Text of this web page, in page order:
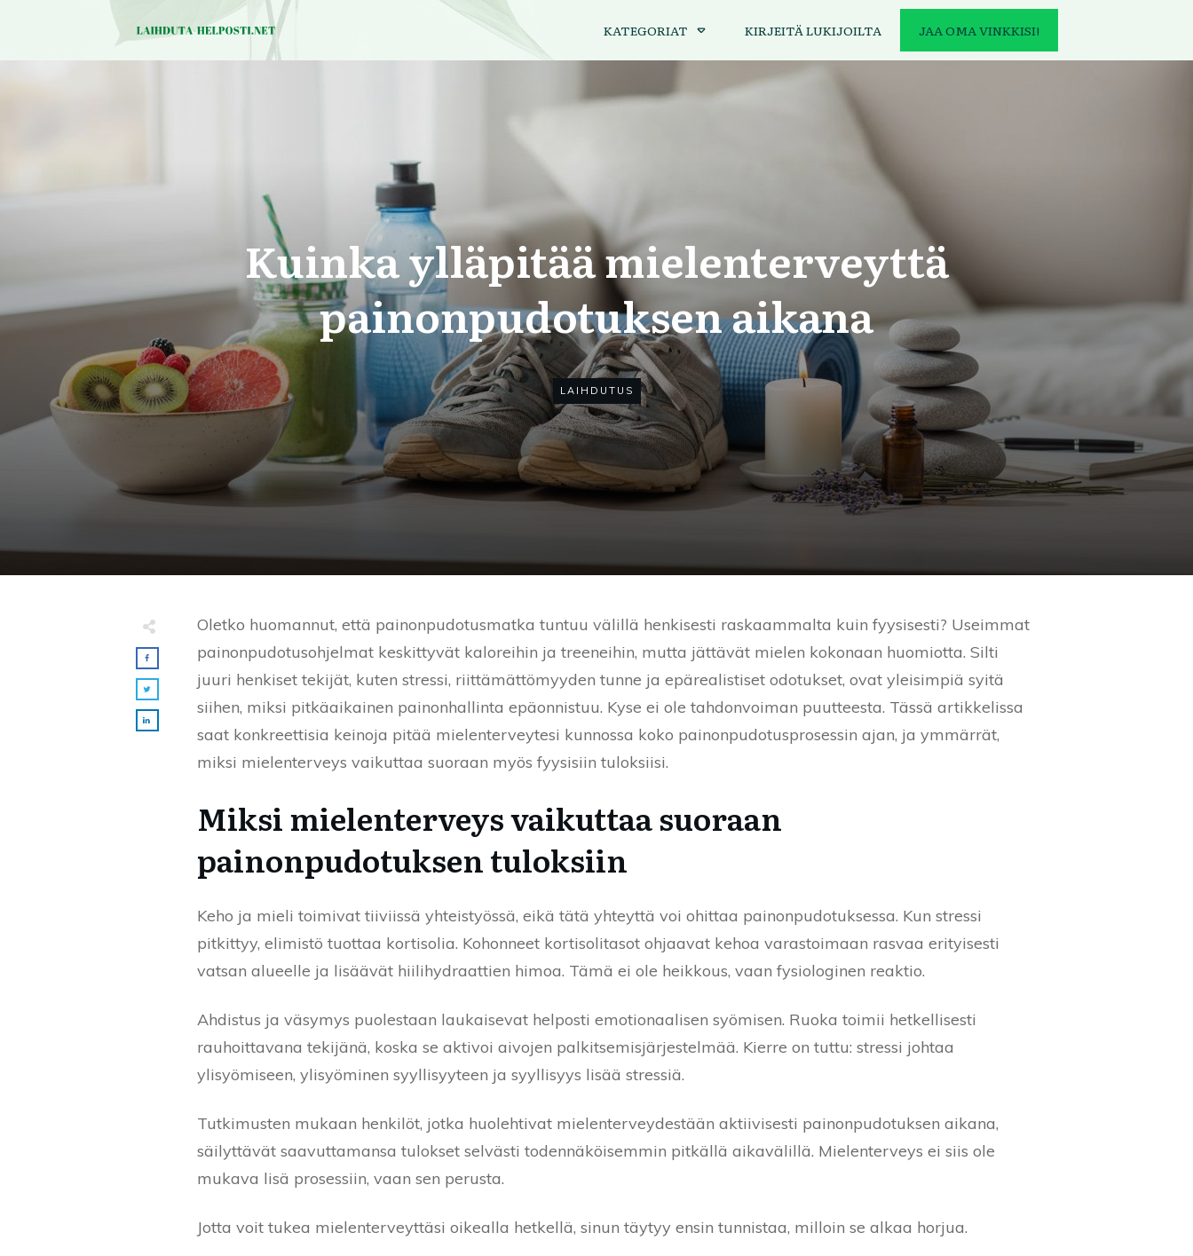
KATEGORIAT KIRJEITÄ LUKIJOILTA JAA OMA VINKKISI!
Kuinka ylläpitää mielenterveyttä
painonpudotuksen aikana
LAIHDUTUS
Oletko huomannut, että painonpudotusmatka tuntuu välillä henkisesti raskaammalta kuin fyysisesti? Useimmat
painonpudotusohjelmat keskittyvät kaloreihin ja treeneihin, mutta jättävät mielen kokonaan huomiotta. Silti
juuri henkiset tekijät, kuten stressi, riittämättömyyden tunne ja epärealistiset odotukset, ovat yleisimpiä syitä
siihen, miksi pitkäaikainen painonhallinta epäonnistuu. Kyse ei ole tahdonvoiman puutteesta. Tässä artikkelissa
saat konkreettisia keinoja pitää mielenterveytesi kunnossa koko painonpudotusprosessin ajan, ja ymmärrät,
miksi mielenterveys vaikuttaa suoraan myös fyysisiin tuloksiisi.
Miksi mielenterveys vaikuttaa suoraan
painonpudotuksen tuloksiin
Keho ja mieli toimivat tiiviissä yhteistyössä, eikä tätä yhteyttä voi ohittaa painonpudotuksessa. Kun stressi
pitkittyy, elimistö tuottaa kortisolia. Kohonneet kortisolitasot ohjaavat kehoa varastoimaan rasvaa erityisesti
vatsan alueelle ja lisäävät hiilihydraattien himoa. Tämä ei ole heikkous, vaan fysiologinen reaktio.
Ahdistus ja väsymys puolestaan laukaisevat helposti emotionaalisen syömisen. Ruoka toimii hetkellisesti
rauhoittavana tekijänä, koska se aktivoi aivojen palkitsemisjärjestelmää. Kierre on tuttu: stressi johtaa
ylisyömiseen, ylisyöminen syyllisyyteen ja syyllisyys lisää stressiä.
Tutkimusten mukaan henkilöt, jotka huolehtivat mielenterveydestään aktiivisesti painonpudotuksen aikana,
säilyttävät saavuttamansa tulokset selvästi todennäköisemmin pitkällä aikavälillä. Mielenterveys ei siis ole
mukava lisä prosessiin, vaan sen perusta.
Jotta voit tukea mielenterveyttäsi oikealla hetkellä, sinun täytyy ensin tunnistaa, milloin se alkaa horjua.